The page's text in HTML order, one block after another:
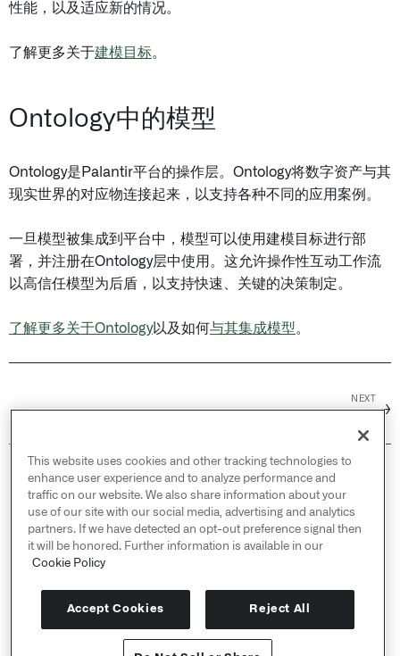
性能，以及适应新的情况。
了解更多关于建模目标。
Ontology中的模型
Ontology是Palantir平台的操作层。Ontology将数字资产与其
现实世界的对应物连接起来，以支持各种不同的应用案例。
一旦模型被集成到平台中，模型可以使用建模目标进行部
署，并注册在Ontology层中使用。这允许操作性互动工作流
以高信任模型为后盾，以支持快速、关键的决策制定。
了解更多关于Ontology以及如何与其集成模型。
NEXT
→
© 2026 Palantir Technologies Inc. All rights
reserved.
Cookies Statement ↗
Privacy Statement ↗
Terms of Use ↗
Do Not Sell or Share My Personal Information
This website uses cookies and other tracking technologies to
enhance user experience and to analyze performance and
traffic on our website. We also share information about your
use of our site with our social media, advertising and analytics
partners. If we have detected an opt-out preference signal then
it will be honored. Further information is available in our
Cookie Policy
Accept Cookies Reject All